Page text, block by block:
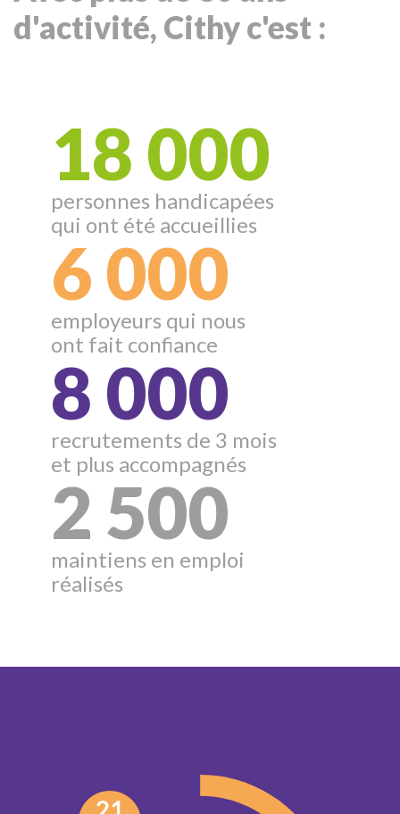
d'activité, Cithy c'est :
18 000
personnes handicapées
qui ont été accueillies
6 000
employeurs qui nous
ont fait confiance
8 000
recrutements de 3 mois
et plus accompagnés
2 500
maintiens en emploi
réalisés